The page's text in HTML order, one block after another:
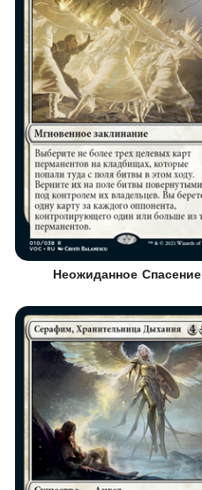
Неожиданное Спасение